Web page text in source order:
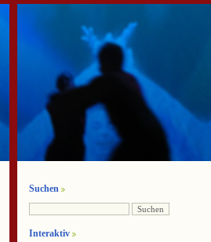
Suchen
Interaktiv